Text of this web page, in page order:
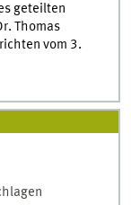
geteilten
Thomas
vom 3.